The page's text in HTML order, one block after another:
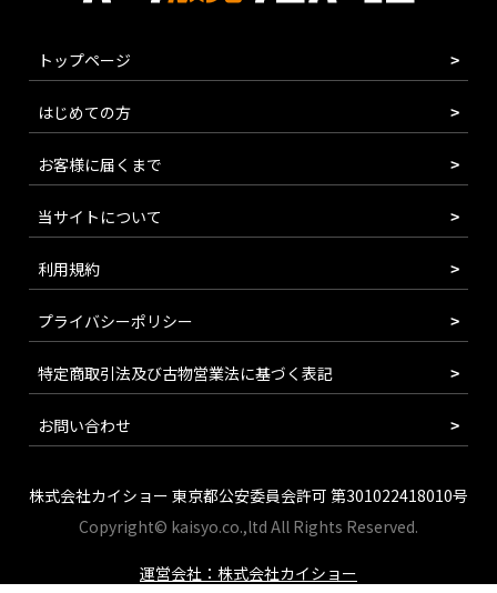
トップページ
はじめての方
お客様に届くまで
当サイトについて
利用規約
プライバシーポリシー
特定商取引法及び古物営業法に基づく表記
お問い合わせ
株式会社カイショー 東京都公安委員会許可 第301022418010号
Copyright© kaisyo.co.,ltd All Rights Reserved.
運営会社：株式会社カイショー